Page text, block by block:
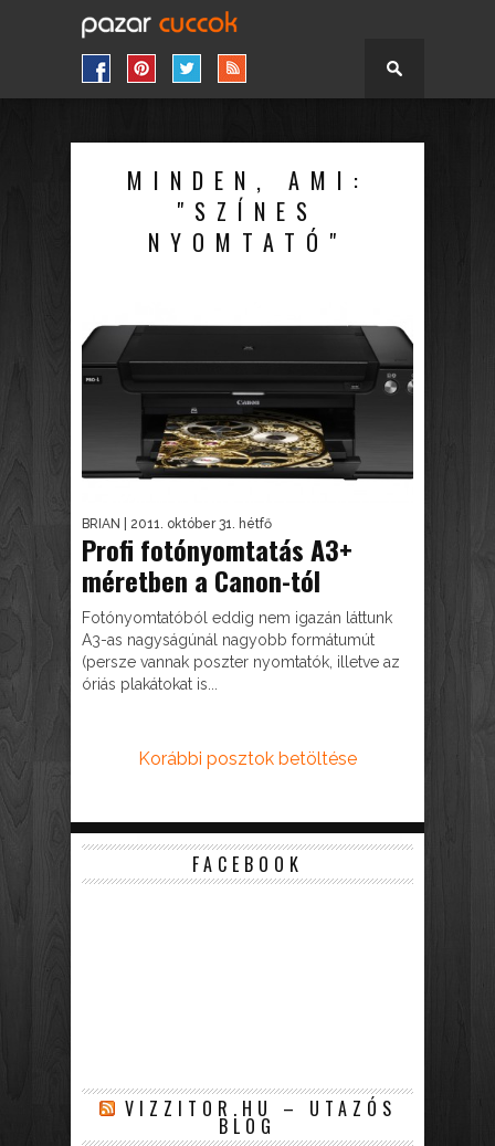
MINDEN, AMI:
"SZÍNES
NYOMTATÓ"
BRIAN | 2011. október 31. hétfő
Profi fotónyomtatás A3+
méretben a Canon-tól
Fotónyomtatóból eddig nem igazán láttunk
A3-as nagyságúnál nagyobb formátumút
(persze vannak poszter nyomtatók, illetve az
óriás plakátokat is...
Korábbi posztok betöltése
FACEBOOK
VIZZITOR.HU – UTAZÓS
BLOG